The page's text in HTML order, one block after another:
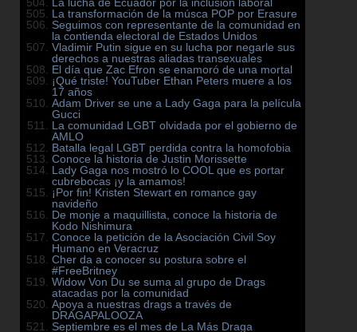
La lucha de Ecuador por la inclusión laboral
La transformación de la músca POP por Erasure
Seguimos con representante de la comunidad en
la contienda electoral de Estados Unidos
Vladimir Putin sigue en su lucha por negarle sus
derechos a nuestras aliadas transexuales
El día que Zac Efron se enamoró de una mortal
¡Qué triste! YouTuber Ethan Peters muere a los
17 años
Adam Driver se une a Lady Gaga para la película
Gucci
La comunidad LGBT olvidada por el gobierno de
AMLO
Batalla legal LGBT perdida contra la homofobia
Conoce la historia de Justin Morissette
Lady Gaga nos mostró lo COOL que es portar
cubrebocas ¡y la amamos!
¡Por fin! Kristen Stewart en romance gay
navideño
De monje a maquillista, conoce la historia de
Kodo Nishimura
Conoce la petición de la Asociación Civil Soy
Humano en Veracruz
Cher da a conocer su postura sobre el
#FreeBritney
Widow Von Du se suma al grupo de Drags
atacadas por la comunidad
Apoya a nuestras drags a través de
DRAGAPALOOZA
Septiembre es el mes de La Más Draga